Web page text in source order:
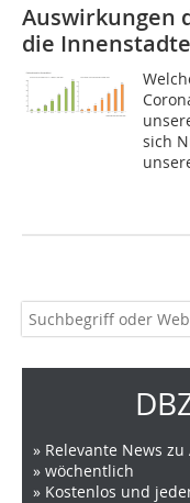
Auswirkungen
die
sich
» Relevante News
» wöchentlich
» Kostenlos und